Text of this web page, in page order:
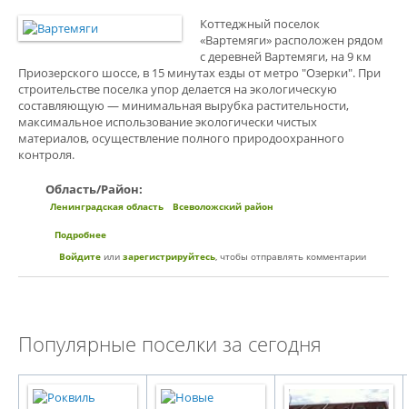
Коттеджный поселок
«Вартемяги» расположен рядом
с деревней Вартемяги, на 9 км
Приозерского шоссе, в 15 минутах езды от метро "Озерки". При
строительстве поселка упор делается на экологическую
составляющую — минимальная вырубка растительности,
максимальное использование экологически чистых
материалов, осуществление полного природоохранного
контроля.
Область/Район:
Ленинградская область Всеволожский район
Подробнее
Войдите или зарегистрируйтесь, чтобы отправлять комментарии
Популярные поселки за сегодня